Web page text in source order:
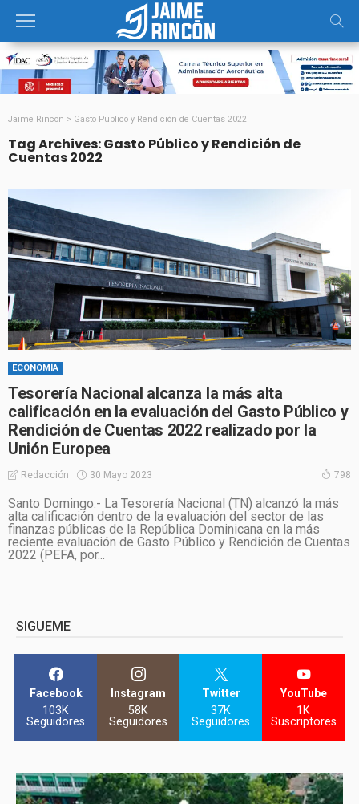
Jaime Rincon > Gasto Público y Rendición de Cuentas 2022
Tag Archives: Gasto Público y Rendición de
Cuentas 2022
ECONOMÍA
Tesorería Nacional alcanza la más alta
calificación en la evaluación del Gasto Público y
Rendición de Cuentas 2022 realizado por la
Unión Europea
Redacción 30 Mayo 2023 798
Santo Domingo.- La Tesorería Nacional (TN) alcanzó la más
alta calificación dentro de la evaluación del sector de las
finanzas públicas de la República Dominicana en la más
reciente evaluación de Gasto Público y Rendición de Cuentas
2022 (PEFA, por...
SIGUEME
Facebook
103K
Seguidores
Instagram
58K
Seguidores
Twitter
37K
Seguidores
YouTube
1K
Suscriptores